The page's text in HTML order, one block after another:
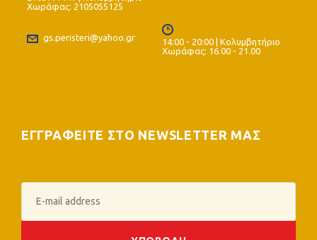
Χωράφας: 2105055125
gs.peristeri@yahoo.gr
14:00 - 20:00 | Κολυμβητήριο
Χωράφας: 16.00 - 21.00
ΕΓΓΡΑΦΕΙΤΕ ΣΤΟ NEWSLETTER ΜΑΣ